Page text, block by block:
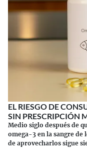
EL RIESGO DE
SIN PRESCRIPCIÓN
Medio siglo después de
omega-3 en la sangre
de aprovecharlos sigue